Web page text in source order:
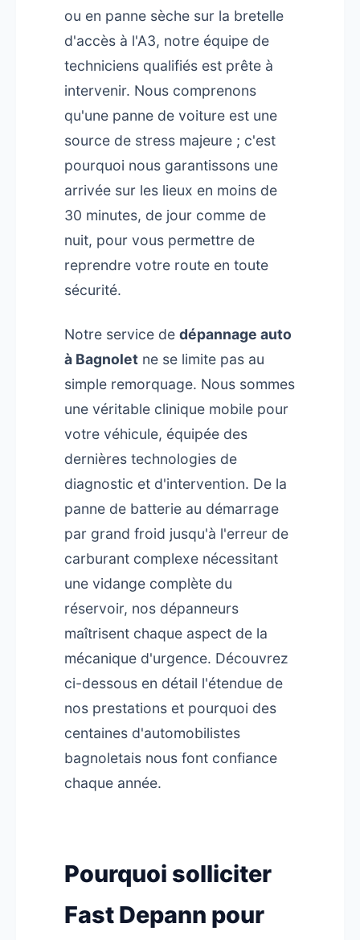
ou en panne sèche sur la bretelle
d'accès à l'A3, notre équipe de
techniciens qualifiés est prête à
intervenir. Nous comprenons
qu'une panne de voiture est une
source de stress majeure ; c'est
pourquoi nous garantissons une
arrivée sur les lieux en moins de
30 minutes, de jour comme de
nuit, pour vous permettre de
reprendre votre route en toute
sécurité.
Notre service de dépannage auto
à Bagnolet ne se limite pas au
simple remorquage. Nous sommes
une véritable clinique mobile pour
votre véhicule, équipée des
dernières technologies de
diagnostic et d'intervention. De la
panne de batterie au démarrage
par grand froid jusqu'à l'erreur de
carburant complexe nécessitant
une vidange complète du
réservoir, nos dépanneurs
maîtrisent chaque aspect de la
mécanique d'urgence. Découvrez
ci-dessous en détail l'étendue de
nos prestations et pourquoi des
centaines d'automobilistes
bagnoletais nous font confiance
chaque année.
Pourquoi solliciter
Fast Depann pour